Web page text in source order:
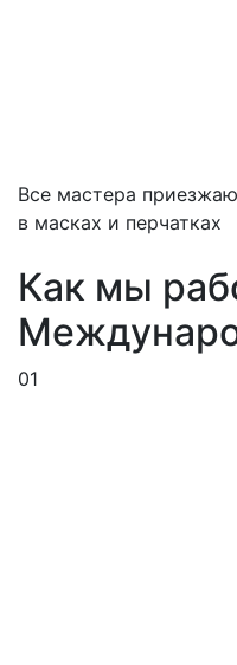
Все мастера
в масках и перчатках
Как мы
01